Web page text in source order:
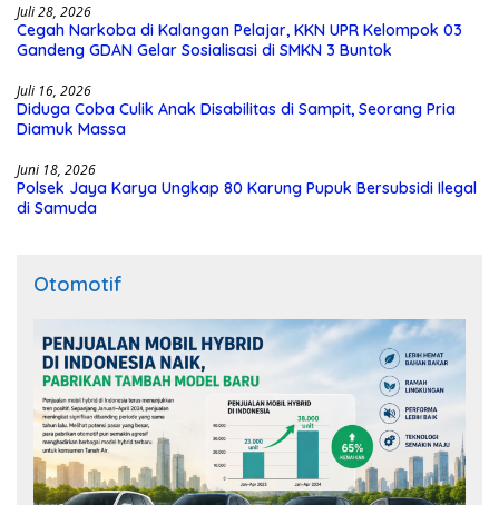
Juli 28, 2026
Cegah Narkoba di Kalangan Pelajar, KKN UPR Kelompok 03
Gandeng GDAN Gelar Sosialisasi di SMKN 3 Buntok
Juli 16, 2026
Diduga Coba Culik Anak Disabilitas di Sampit, Seorang Pria
Diamuk Massa
Juni 18, 2026
Polsek Jaya Karya Ungkap 80 Karung Pupuk Bersubsidi Ilegal
di Samuda
Otomotif